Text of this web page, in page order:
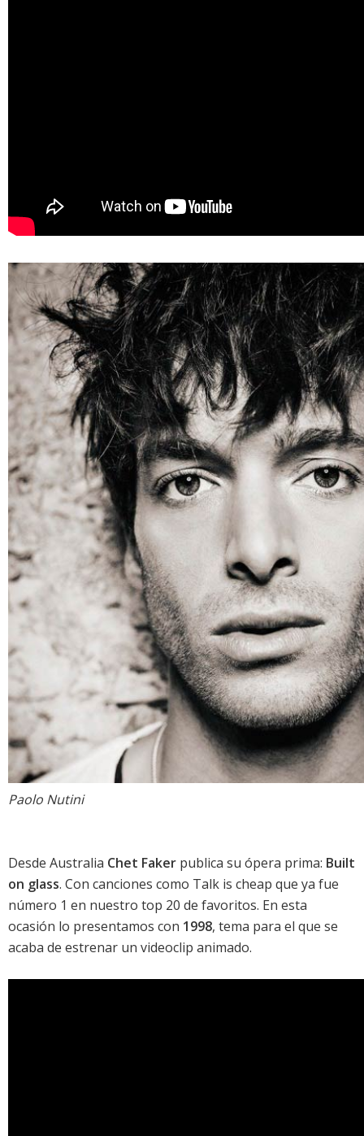
Paolo Nutini
Desde Australia Chet Faker publica su ópera prima: Built
on glass. Con canciones como Talk is cheap que ya fue
número 1 en nuestro top 20 de favoritos. En esta
ocasión lo presentamos con 1998, tema para el que se
acaba de estrenar un videoclip animado.